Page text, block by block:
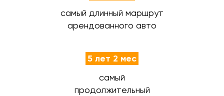
самый длинный маршрут
арендованного авто
5 лет 2 мес
самый
продолжительный